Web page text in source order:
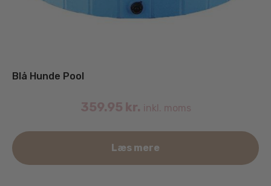
Blå Hunde Pool
359.95 kr. inkl. moms
Læs mere